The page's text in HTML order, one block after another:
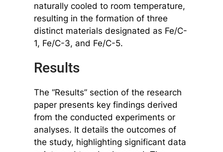
naturally cooled to room temperature,
resulting in the formation of three
distinct materials designated as Fe/C-
1, Fe/C-3, and Fe/C-5.
Results
The “Results” section of the research
paper presents key findings derived
from the conducted experiments or
analyses. It details the outcomes of
the study, highlighting significant data